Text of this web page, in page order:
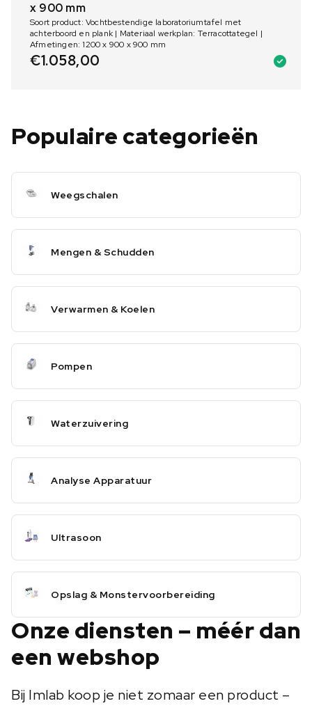
x 900 mm
Soort product: Vochtbestendige laboratoriumtafel met
achterboord en plank | Materiaal werkplan: Terracottategel |
Afmetingen: 1200 x 900 x 900 mm
€1.058,00
Populaire categorieën
Weegschalen
Mengen & Schudden
Verwarmen & Koelen
Pompen
Waterzuivering
Analyse Apparatuur
Ultrasoon
Opslag & Monstervoorbereiding
Onze diensten – méér dan
een webshop
Bij Imlab koop je niet zomaar een product –